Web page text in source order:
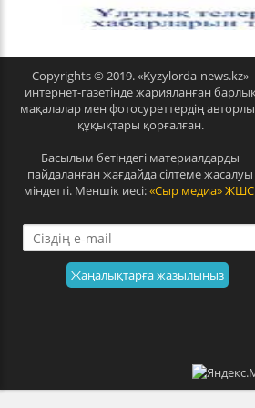
Copyrights © 2019. «Kyzylorda-news.kz»
интернет-газетінде жарияланған
мақалалар мен фотосуреттердің
құқықтары қорғалған.
Басылым бетіндегі материалдарды
пайдаланған жағдайда сілтеме жасалуы
міндетті. Меншік иесі:«Сыр медиа»